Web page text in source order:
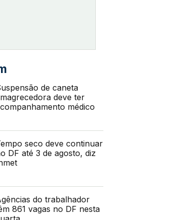
de caneta
deve ter
médico
seco deve continuar
DF até 3 de agosto, diz
do trabalhador
861 vagas no DF nesta